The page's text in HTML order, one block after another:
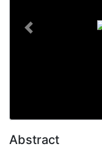
Previous
Abstract